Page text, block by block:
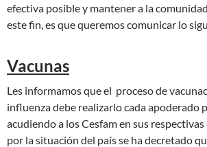
efectiva posible y mantener a la
este fin, es que queremos comunicar lo
Vacunas
Les informamos que el proceso de
influenza debe realizarlo cada apoderado
acudiendo a los Cesfam en sus
por la situación del país se ha decretado